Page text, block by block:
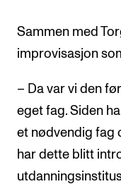
Sammen med
improvisasjon
– Da var vi den
eget fag. Siden
et nødvendig fag
har dette blitt